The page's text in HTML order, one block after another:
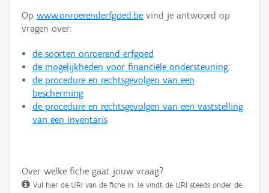
Op www.onroerenderfgoed.be vind je antwoord op
vragen over:
de soorten onroerend erfgoed
de mogelijkheden voor financiële ondersteuning
de procedure en rechtsgevolgen van een
bescherming
de procedure en rechtsgevolgen van een vaststelling
van een inventaris
Over welke fiche gaat jouw vraag?
Vul hier de URI van de fiche in. Je vindt de URI steeds onder de